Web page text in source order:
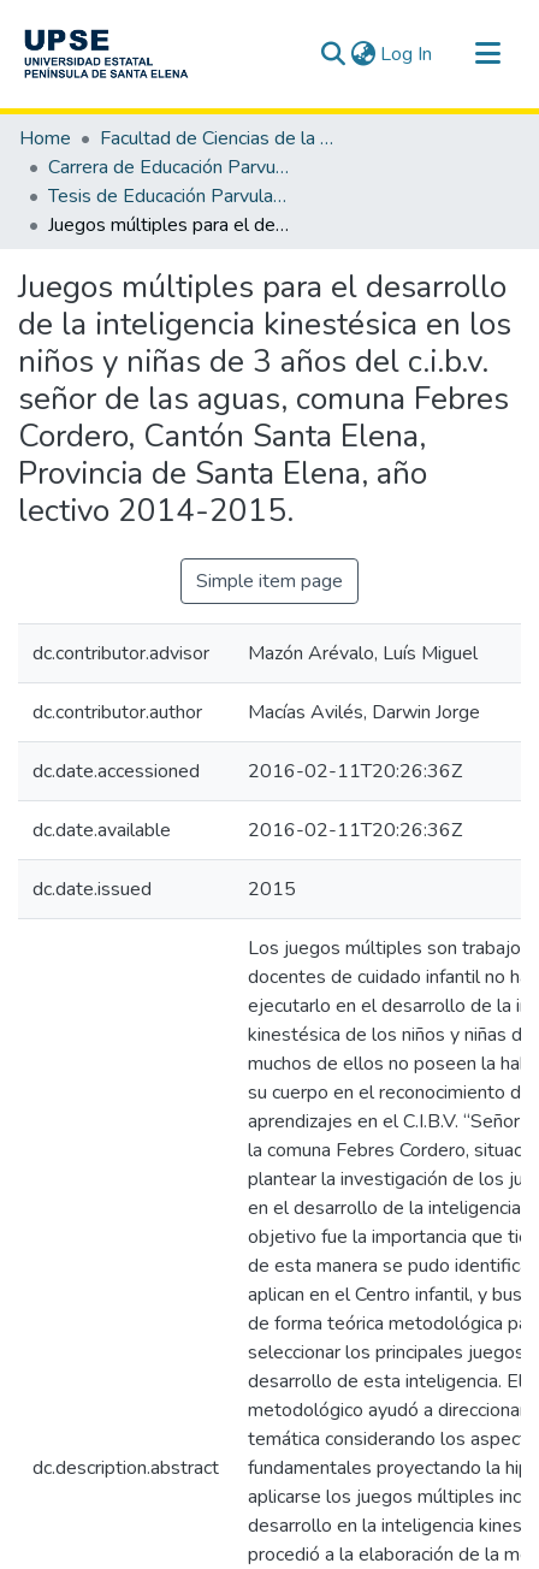
Log In (current)
Communities & Collections
All of DSpace
Statistics
Home
Facultad de Ciencias de la Educación e Idiomas
Carrera de Educación Parvularia
Tesis de Educación Parvularia
Juegos múltiples para el desarrollo de la inteligencia kinestésica en los niños y niñas de 3 años del c.i.b.v. señor de las aguas, comuna Febres Cordero, Cantón Santa Elena, Provincia de Santa Elena, año lectivo 2014-2015.
Juegos múltiples para el desarrollo
de la inteligencia kinestésica en los
niños y niñas de 3 años del c.i.b.v.
señor de las aguas, comuna Febres
Cordero, Cantón Santa Elena,
Provincia de Santa Elena, año
lectivo 2014-2015.
Simple item page
dc.contributor.advisor Mazón Arévalo, Luís Miguel
dc.contributor.author Macías Avilés, Darwin Jorge
dc.date.accessioned 2016-02-11T20:26:36Z
dc.date.available 2016-02-11T20:26:36Z
dc.date.issued 2015
dc.description.abstract
Los juegos múltiples son trabajos
docentes de cuidado infantil no
ejecutarlo en el desarrollo de la
kinestésica de los niños y niñas
muchos de ellos no poseen la
su cuerpo en el reconocimiento de
aprendizajes en el C.I.B.V. “Señor
la comuna Febres Cordero,
plantear la investigación de los
en el desarrollo de la inteligencia
objetivo fue la importancia que
de esta manera se pudo
aplican en el Centro infantil, y
de forma teórica metodológica
seleccionar los principales juegos
desarrollo de esta inteligencia. El
metodológico ayudó a direccionar
temática considerando los
fundamentales proyectando la
aplicarse los juegos múltiples
desarrollo en la inteligencia
procedió a la elaboración de la